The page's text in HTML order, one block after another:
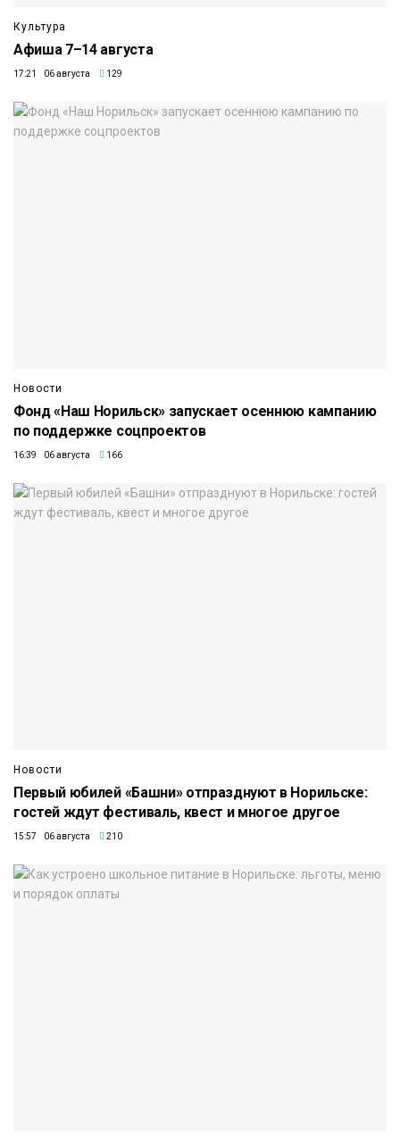
Культура
Афиша 7–14 августа
17:21 06 августа 129
Новости
Фонд «Наш Норильск» запускает осеннюю кампанию
по поддержке соцпроектов
16:39 06 августа 166
Новости
Первый юбилей «Башни» отпразднуют в Норильске:
гостей ждут фестиваль, квест и многое другое
15:57 06 августа 210